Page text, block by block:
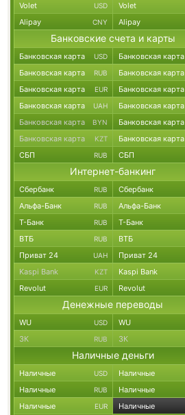
Volet USD Volet
Alipay CNY Alipay
Банковские счета и карты
Банковская карта USD Банковская карта
Банковская карта RUB Банковская карта
Банковская карта EUR Банковская карта
Банковская карта UAH Банковская карта
Банковская карта BYN Банковская карта
Банковская карта KZT Банковская карта
СБП RUB СБП
Интернет-банкинг
Сбербанк RUB Сбербанк
Альфа-Банк RUB Альфа-Банк
Т-Банк RUB Т-Банк
ВТБ RUB ВТБ
Приват 24 UAH Приват 24
Kaspi Bank KZT Kaspi Bank
Revolut EUR Revolut
Денежные переводы
WU USD WU
ЗК RUB ЗК
Наличные деньги
Наличные USD Наличные
Наличные RUB Наличные
Наличные EUR Наличные